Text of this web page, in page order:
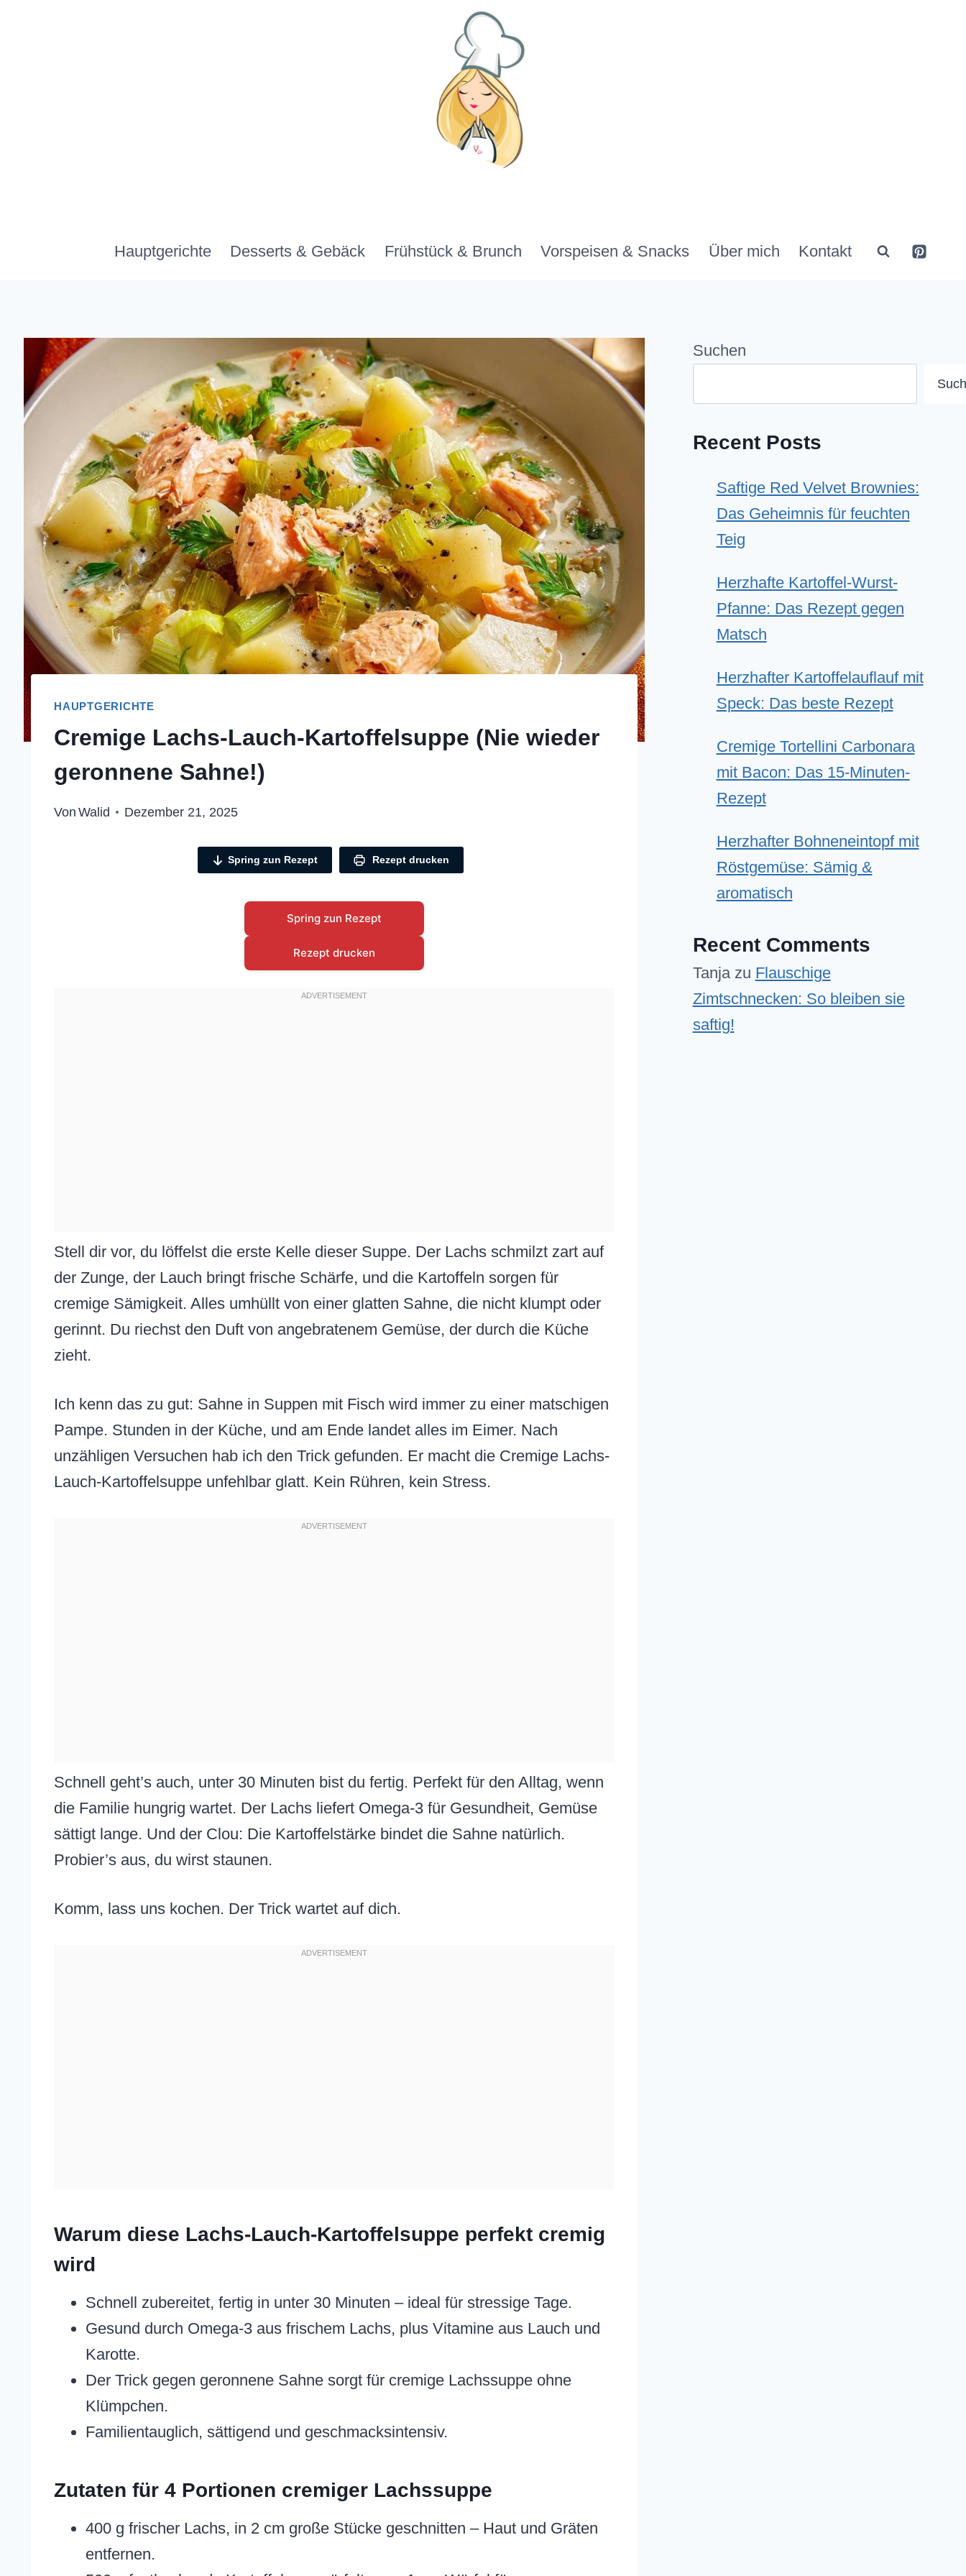
Hauptgerichte Desserts & Gebäck Frühstück & Brunch Vorspeisen & Snacks Über mich Kontakt
HAUPTGERICHTE
Cremige Lachs-Lauch-Kartoffelsuppe (Nie wieder
geronnene Sahne!)
Von Walid Dezember 21, 2025
Spring zun Rezept Rezept drucken
Spring zun Rezept
Rezept drucken
Stell dir vor, du löffelst die erste Kelle dieser Suppe. Der Lachs schmilzt zart auf
der Zunge, der Lauch bringt frische Schärfe, und die Kartoffeln sorgen für
cremige Sämigkeit. Alles umhüllt von einer glatten Sahne, die nicht klumpt oder
gerinnt. Du riechst den Duft von angebratenem Gemüse, der durch die Küche
zieht.
Ich kenn das zu gut: Sahne in Suppen mit Fisch wird immer zu einer matschigen
Pampe. Stunden in der Küche, und am Ende landet alles im Eimer. Nach
unzähligen Versuchen hab ich den Trick gefunden. Er macht die Cremige Lachs-
Lauch-Kartoffelsuppe unfehlbar glatt. Kein Rühren, kein Stress.
Schnell geht’s auch, unter 30 Minuten bist du fertig. Perfekt für den Alltag, wenn
die Familie hungrig wartet. Der Lachs liefert Omega-3 für Gesundheit, Gemüse
sättigt lange. Und der Clou: Die Kartoffelstärke bindet die Sahne natürlich.
Probier’s aus, du wirst staunen.
Komm, lass uns kochen. Der Trick wartet auf dich.
Warum diese Lachs-Lauch-Kartoffelsuppe perfekt cremig
wird
Schnell zubereitet, fertig in unter 30 Minuten – ideal für stressige Tage.
Gesund durch Omega-3 aus frischem Lachs, plus Vitamine aus Lauch und
Karotte.
Der Trick gegen geronnene Sahne sorgt für cremige Lachssuppe ohne
Klümpchen.
Familientauglich, sättigend und geschmacksintensiv.
Zutaten für 4 Portionen cremiger Lachssuppe
400 g frischer Lachs, in 2 cm große Stücke geschnitten – Haut und Gräten
entfernen.
Suchen
Recent Posts
Saftige Red Velvet Brownies:
Das Geheimnis für feuchten
Teig
Herzhafte Kartoffel-Wurst-
Pfanne: Das Rezept gegen
Matsch
Herzhafter Kartoffelauflauf mit
Speck: Das beste Rezept
Cremige Tortellini Carbonara
mit Bacon: Das 15-Minuten-
Rezept
Herzhafter Bohneneintopf mit
Röstgemüse: Sämig &
aromatisch
Recent Comments
Tanjazu Flauschige
Zimtschnecken: So bleiben sie
saftig!